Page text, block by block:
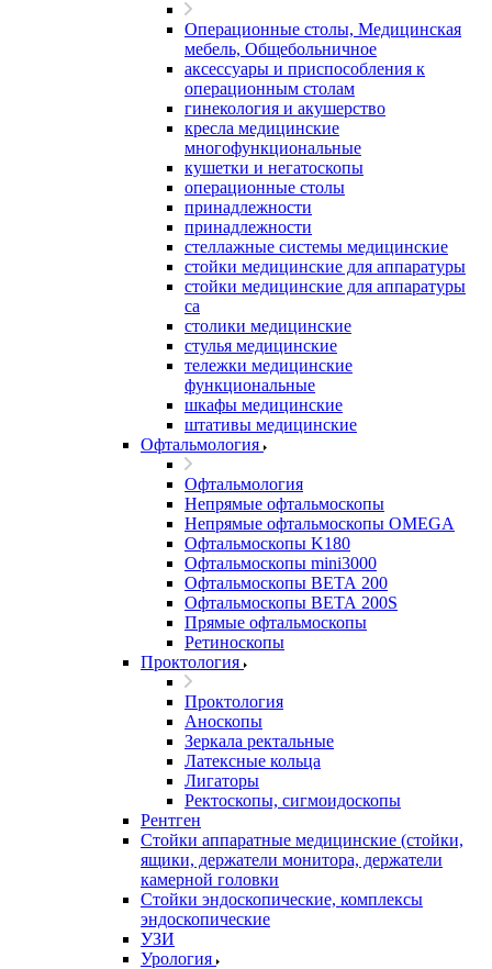
Операционные столы, Медицинская
мебель, Общебольничное
аксессуары и приспособления к
операционным столам
гинекология и акушерство
кресла медицинские
многофункциональные
кушетки и негатоскопы
операционные столы
принадлежности
принадлежности
стеллажные системы медицинские
стойки медицинские для аппаратуры
стойки медицинские для аппаратуры
са
столики медицинские
стулья медицинские
тележки медицинские
функциональные
шкафы медицинские
штативы медицинские
Офтальмология
Офтальмология
Непрямые офтальмоскопы
Непрямые офтальмоскопы OMEGA
Офтальмоскопы K180
Офтальмоскопы mini3000
Офтальмоскопы ВЕТА 200
Офтальмоскопы ВЕТА 200S
Прямые офтальмоскопы
Ретиноскопы
Проктология
Проктология
Аноскопы
Зеркала ректальные
Латексные кольца
Лигаторы
Ректоскопы, сигмоидоскопы
Рентген
Стойки аппаратные медицинские (стойки,
ящики, держатели монитора, держатели
камерной головки
Стойки эндоскопические, комплексы
эндоскопические
УЗИ
Урология